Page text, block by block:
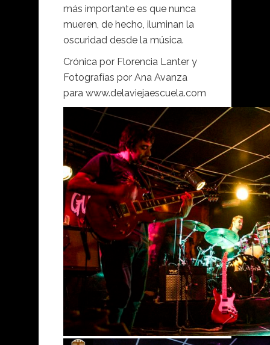
más importante es que nunca
mueren, de hecho, iluminan la
oscuridad desde la música.
Crónica por Florencia Lanter y
Fotografías por Ana Avanza
para www.delaviejaescuela.com